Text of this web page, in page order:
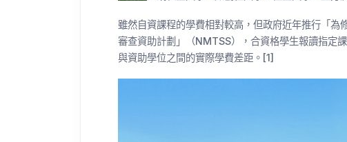
雖然自資課程的學費相對較高，但政府近年推行「為
審查資助計劃」（NMTSS），合資格學生報讀指定
與資助學位之間的實際學費差距。[1]